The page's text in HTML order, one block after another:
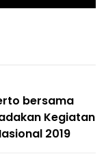
bersama
Kegiatan
2019